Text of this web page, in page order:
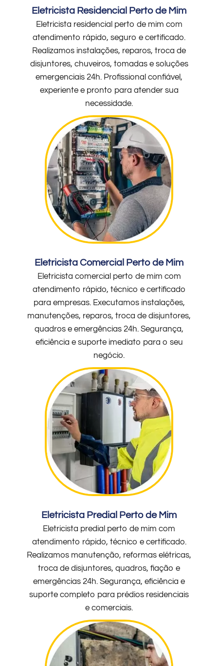
Eletricista Residencial Perto de Mim
Eletricista residencial perto de mim com
atendimento rápido, seguro e certificado.
Realizamos instalações, reparos, troca de
disjuntores, chuveiros, tomadas e soluções
emergenciais 24h. Profissional confiável,
experiente e pronto para atender sua
necessidade.
Eletricista Comercial Perto de Mim
Eletricista comercial perto de mim com
atendimento rápido, técnico e certificado
para empresas. Executamos instalações,
manutenções, reparos, troca de disjuntores,
quadros e emergências 24h. Segurança,
eficiência e suporte imediato para o seu
negócio.
Eletricista Predial Perto de Mim
Eletricista predial perto de mim com
atendimento rápido, técnico e certificado.
Realizamos manutenção, reformas elétricas,
troca de disjuntores, quadros, fiação e
emergências 24h. Segurança, eficiência e
suporte completo para prédios residenciais
e comerciais.